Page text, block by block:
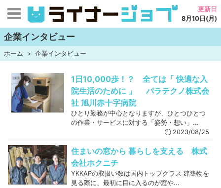
更新日
8月10日(月)
企業インタビュー
ホーム 企業インタビュー
1日10,000歩！？ 全ては「 快適な入
院生活のために 」 パラテクノ株式会
社 旭川赤十字病院
ひとり勤務が中心となりますが、ひとつひとつ
の作業・サービスに対する「姿勢・想い」...
2023/08/25
住まいの窓から 暮らしを支える 株式
会社ホクニチ
YKKAPの取扱い数は国内トップクラス 建築物を
見る際に、最初に目に入るのが窓や...